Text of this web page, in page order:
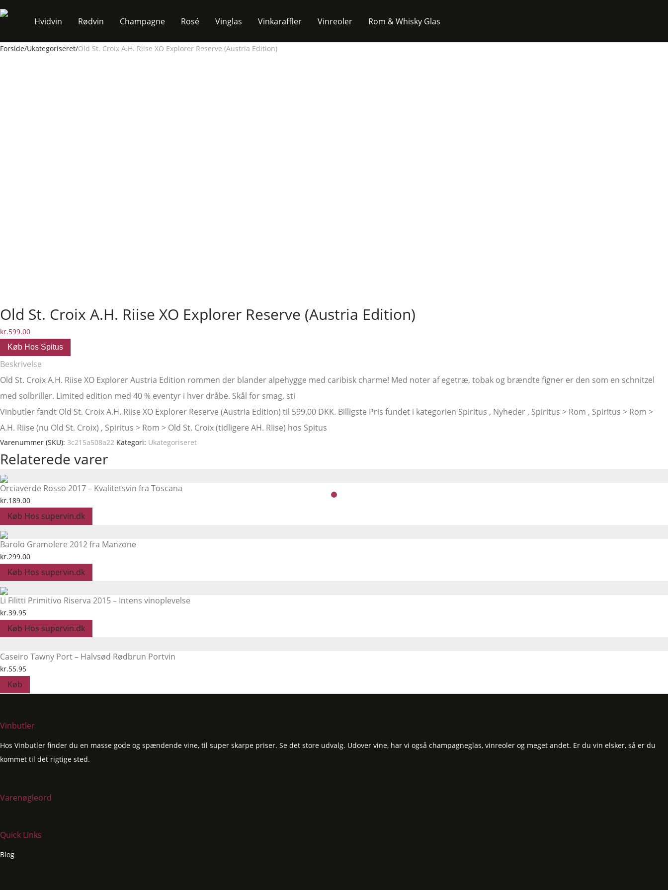
Hvidvin Rødvin Champagne Rosé Vinglas Vinkaraffler Vinreoler Rom & Whisky Glas
Forside/Ukategoriseret/Old St. Croix A.H. Riise XO Explorer Reserve (Austria Edition)
Old St. Croix A.H. Riise XO Explorer Reserve (Austria Edition)
kr.599.00
Køb Hos Spitus
Beskrivelse
Old St. Croix A.H. Riise XO Explorer Austria Edition rommen der blander alpehygge med caribisk charme! Med noter af egetræ, tobak og brændte figner er den som en schnitzel
med solbriller. Limited edition med 40 % eventyr i hver dråbe. Skål for smag, sti
Vinbutler fandt Old St. Croix A.H. Riise XO Explorer Reserve (Austria Edition) til 599.00 DKK. Billigste Pris fundet i kategorien Spiritus , Nyheder , Spiritus > Rom , Spiritus > Rom >
A.H. Riise (nu Old St. Croix) , Spiritus > Rom > Old St. Croix (tidligere AH. RIise) hos Spitus
Varenummer (SKU): 3c215a508a22 Kategori: Ukategoriseret
Relaterede varer
Orciaverde Rosso 2017 – Kvalitetsvin fra Toscana
kr.189.00
Køb Hos supervin.dk
Barolo Gramolere 2012 fra Manzone
kr.299.00
Køb Hos supervin.dk
Li Filitti Primitivo Riserva 2015 – Intens vinoplevelse
kr.39.95
Køb Hos supervin.dk
Caseiro Tawny Port – Halvsød Rødbrun Portvin
kr.55.95
Køb
Vinbutler
Hos Vinbutler finder du en masse gode og spændende vine, til super skarpe priser. Se det store udvalg. Udover vine, har vi også champagneglas, vinreoler og meget andet. Er du vin elsker, så er du
kommet til det rigtige sted.
Varenøgleord
Quick Links
Blog